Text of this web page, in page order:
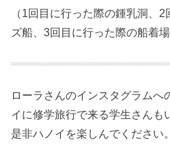
（1回目に行った際の鍾乳洞、
ズ船、3回目に行った際の船着場
ローラさんのインスタグラムへ
イに修学旅行で来る学生さんも
是非ハノイを楽しんでください。